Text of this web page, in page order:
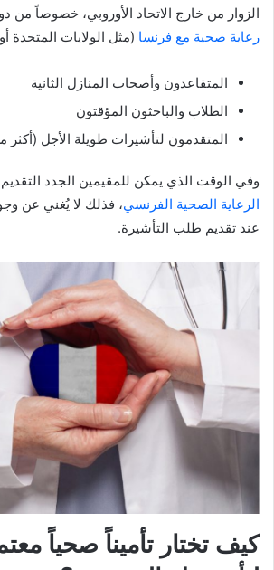
الزوار من خارج الاتحاد الأوروبي، خصوصاً من
رعاية صحية مع فرنسا (مثل الولايات المتحدة
المتقاعدون وأصحاب المنازل الثانية
الطلاب والباحثون المؤقتون
المتقدمون لتأشيرات طويلة الأجل (أكثر من 90
وفي الوقت الذي يمكن للمقيمين الجدد
الرعاية الصحية الفرنسي، فذلك لا يُغني عن
عند تقديم طلب التأشيرة.
كيف تختار تأميناً صحياً